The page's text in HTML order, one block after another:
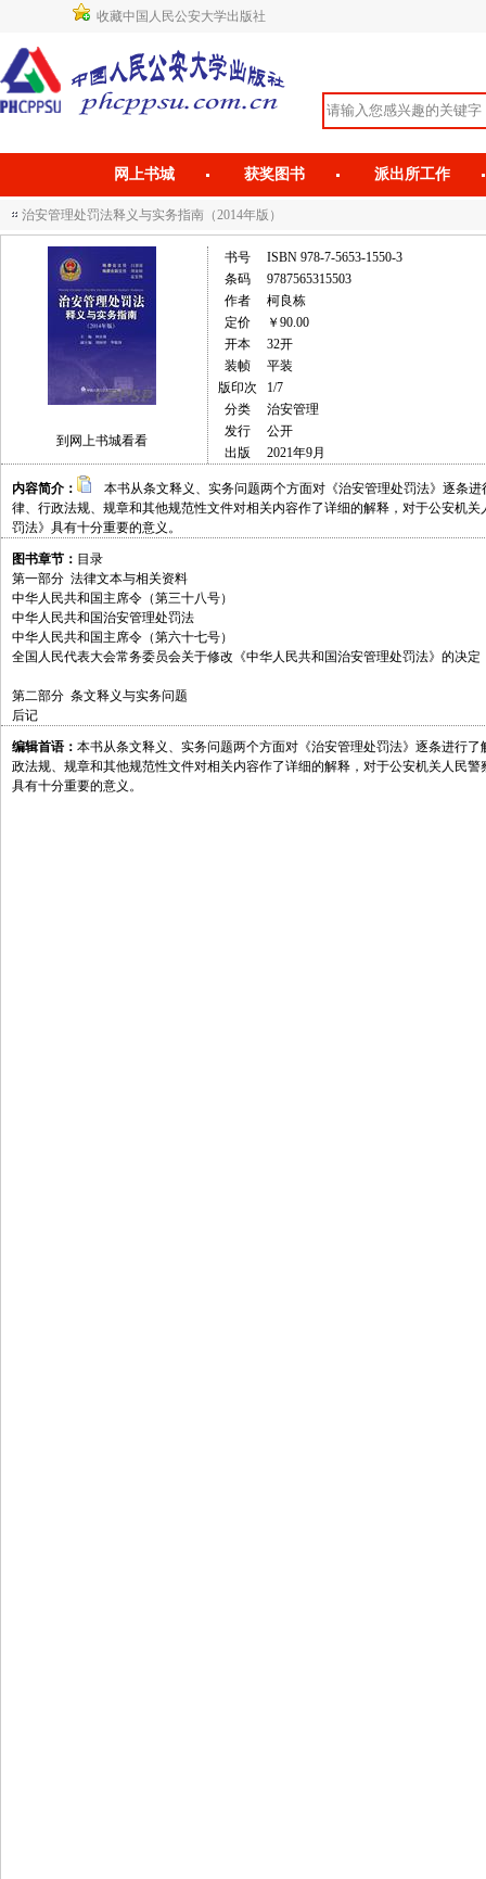
收藏中国人民公安大学出版社
网上书城 获奖图书 派出所工作
治安管理处罚法释义与实务指南（2014年版）
到网上书城看看
书号
ISBN 978-7-5653-1550-3
条码
9787565315503
作者
柯良栋
定价
￥90.00
开本
32开
装帧
平装
版印次
1/7
分类
治安管理
发行
公开
出版
2021年9月
内容简介：
本书从条文释义、实务问题两个方面对《治安管理处罚法》逐条
律、行政法规、规章和其他规范性文件对相关内容作了详细的解释，对于公安机
罚法》具有十分重要的意义。
图书章节： 目录
第一部分 法律文本与相关资料
中华人民共和国主席令（第三十八号）
中华人民共和国治安管理处罚法
中华人民共和国主席令（第六十七号）
全国人民代表大会常务委员会关于修改《中华人民共和国治安管理处罚法》的决定
第二部分 条文释义与实务问题
后记
编辑首语： 本书从条文释义、实务问题两个方面对《治安管理处罚法》逐条进行
政法规、规章和其他规范性文件对相关内容作了详细的解释，对于公安机关人民
具有十分重要的意义。